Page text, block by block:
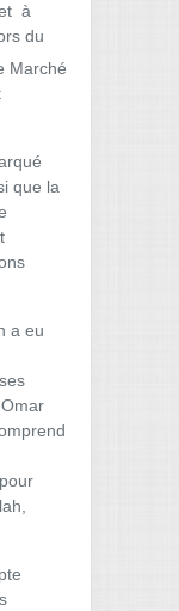
à
du
Marché
que la
a eu